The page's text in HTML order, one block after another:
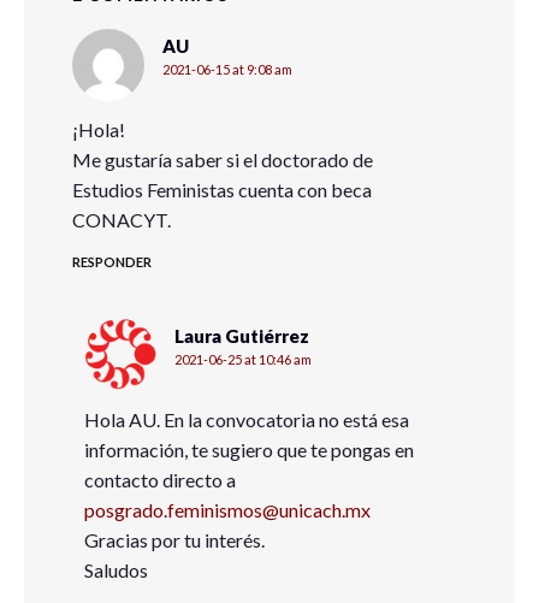
AU
2021-06-15 at 9:08 am
¡Hola!
Me gustaría saber si el doctorado de
Estudios Feministas cuenta con beca
CONACYT.
RESPONDER
Laura Gutiérrez
2021-06-25 at 10:46 am
Hola AU. En la convocatoria no está esa
información, te sugiero que te pongas en
contacto directo a
posgrado.feminismos@unicach.mx
Gracias por tu interés.
Saludos